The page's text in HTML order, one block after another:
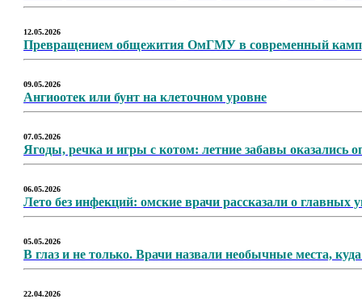
12.05.2026
Превращением общежития ОмГМУ в современный
09.05.2026
Ангиоотек или бунт на клеточном уровне
07.05.2026
Ягоды, речка и игры с котом: летние забавы оказались
06.05.2026
Лето без инфекций: омские врачи рассказали о главных
05.05.2026
В глаз и не только. Врачи назвали необычные места,
22.04.2026